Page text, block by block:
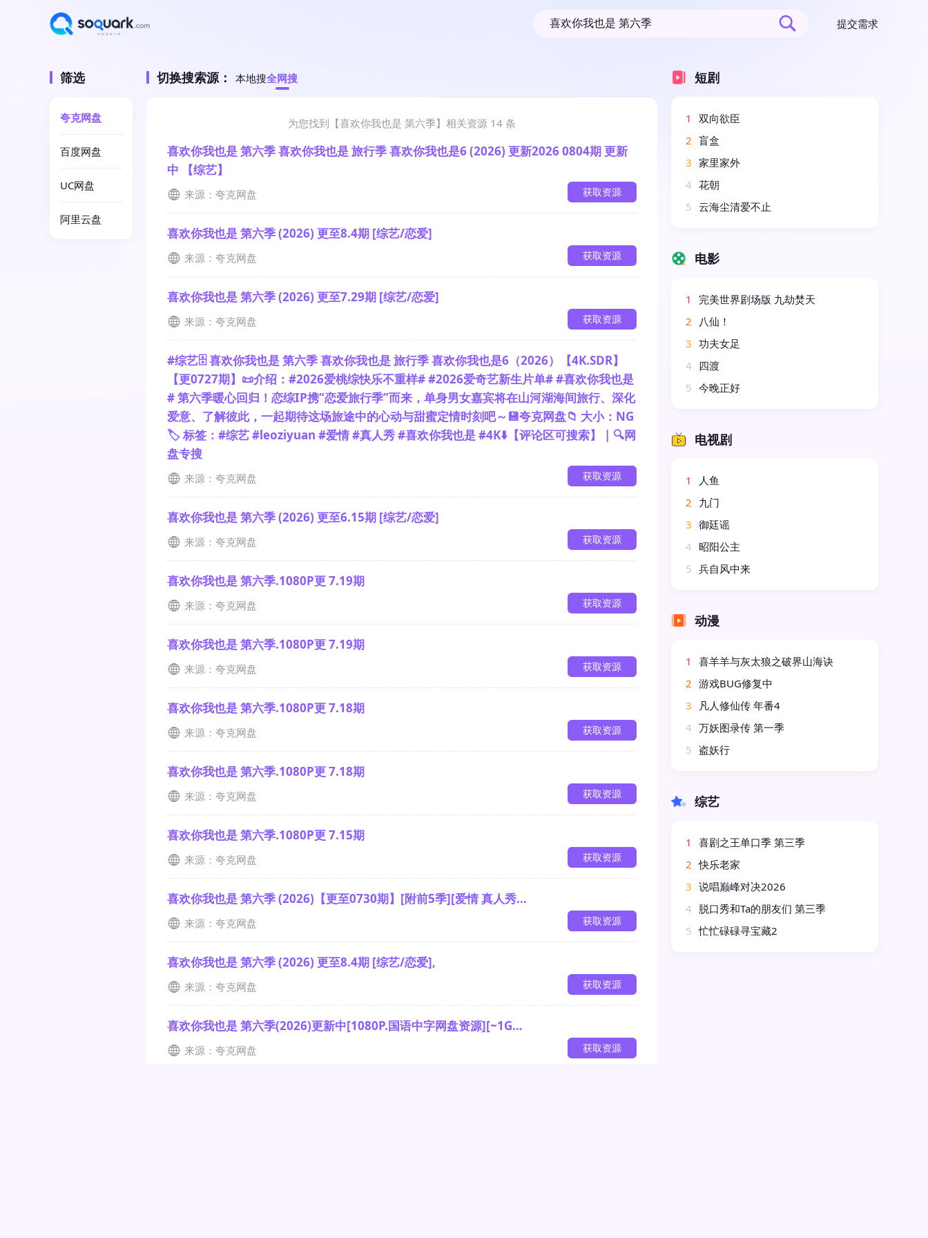
提交需求
筛选
夸克网盘
百度网盘
UC网盘
阿里云盘
切换搜索源： 本地搜全网搜
为您找到【喜欢你我也是 第六季】相关资源 14 条
喜欢你我也是 第六季 喜欢你我也是 旅行季 喜欢你我也是6 (2026) 更新2026 0804期 更新
中 【综艺】
来源：夸克网盘 获取资源
喜欢你我也是 第六季 (2026) 更至8.4期 [综艺/恋爱]
来源：夸克网盘 获取资源
喜欢你我也是 第六季 (2026) 更至7.29期 [综艺/恋爱]
来源：夸克网盘 获取资源
#综艺🗄 喜欢你我也是 第六季 喜欢你我也是 旅行季 喜欢你我也是6（2026）【4K.SDR】
【更0727期】📜介绍：#2026爱桃综快乐不重样# #2026爱奇艺新生片单# #喜欢你我也是
# 第六季暖心回归！恋综IP携“恋爱旅行季”而来，单身男女嘉宾将在山河湖海间旅行、深化
爱意、了解彼此，一起期待这场旅途中的心动与甜蜜定情时刻吧～💾夸克网盘📁 大小：NG
🏷 标签：#综艺 #leoziyuan #爱情 #真人秀 #喜欢你我也是 #4K⬇️【评论区可搜索】 | 🔍网
盘专搜
来源：夸克网盘 获取资源
喜欢你我也是 第六季 (2026) 更至6.15期 [综艺/恋爱]
来源：夸克网盘 获取资源
喜欢你我也是 第六季.1080P更 7.19期
来源：夸克网盘 获取资源
喜欢你我也是 第六季.1080P更 7.19期
来源：夸克网盘 获取资源
喜欢你我也是 第六季.1080P更 7.18期
来源：夸克网盘 获取资源
喜欢你我也是 第六季.1080P更 7.18期
来源：夸克网盘 获取资源
喜欢你我也是 第六季.1080P更 7.15期
来源：夸克网盘 获取资源
喜欢你我也是 第六季 (2026)【更至0730期】[附前5季][爱情 真人秀…
来源：夸克网盘 获取资源
喜欢你我也是 第六季 (2026) 更至8.4期 [综艺/恋爱],
来源：夸克网盘 获取资源
喜欢你我也是 第六季(2026)更新中[1080P.国语中字网盘资源][~1G…
来源：夸克网盘 获取资源
短剧
1
双向欲臣
2 盲盒
3 家里家外
4 花朝
5 云海尘清爱不止
电影
1
完美世界剧场版 九劫焚天
2
八仙！
3 功夫女足
4 四渡
5 今晚正好
电视剧
1
人鱼
2 九门
3 御廷谣
4 昭阳公主
5 兵自风中来
动漫
1
喜羊羊与灰太狼之破界山海诀
2 游戏BUG修复中
3
凡人修仙传 年番4
4 万妖图录传 第一季
5 盗妖行
综艺
1
喜剧之王单口季 第三季
2 快乐老家
3 说唱巅峰对决2026
4 脱口秀和Ta的朋友们 第三季
5 忙忙碌碌寻宝藏2